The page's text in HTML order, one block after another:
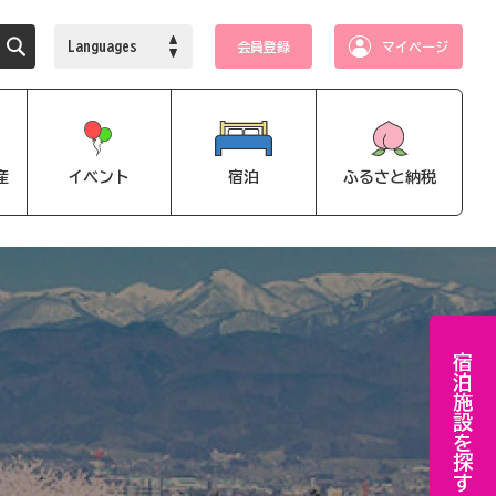
Languages 会員登録 マイページ
イベント 宿泊 ふるさと納税
宿泊施設を探す